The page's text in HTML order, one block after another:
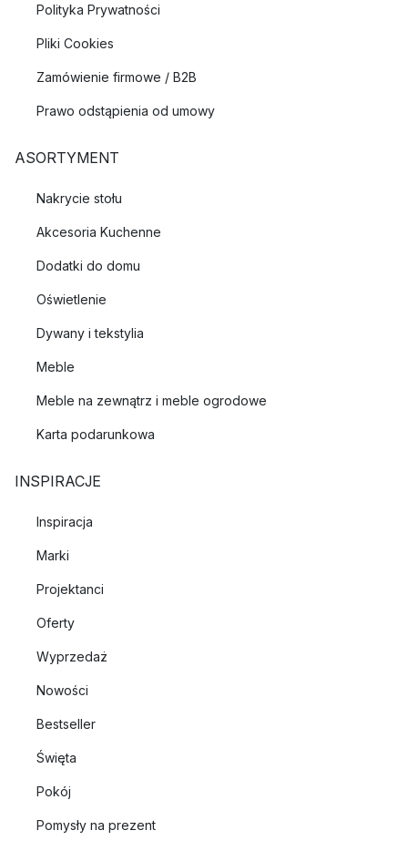
Polityka Prywatności
Pliki Cookies
Zamówienie firmowe / B2B
Prawo odstąpienia od umowy
ASORTYMENT
Nakrycie stołu
Akcesoria Kuchenne
Dodatki do domu
Oświetlenie
Dywany i tekstylia
Meble
Meble na zewnątrz i meble ogrodowe
Karta podarunkowa
INSPIRACJE
Inspiracja
Marki
Projektanci
Oferty
Wyprzedaż
Nowości
Bestseller
Święta
Pokój
Pomysły na prezent